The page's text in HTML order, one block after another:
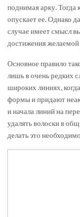
поднимая арку. Тогда
опускает ее. Однако
случае имеет смысл
достижения
Основное правило
лишь в очень редких
широких линиях,
формы и придают
и начала линий на
удалять волоски в
делать это